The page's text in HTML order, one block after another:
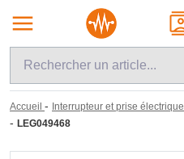
Accueil - Interrupteur et prise électrique
- LEG049468